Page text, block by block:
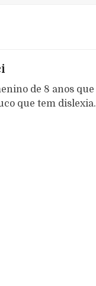
de 8 anos que
que tem dislexia.